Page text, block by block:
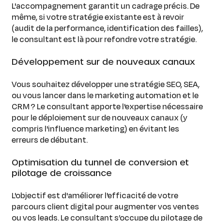
L'accompagnement garantit un cadrage précis. De
même, si votre stratégie existante est à revoir
(audit de la performance, identification des failles),
le consultant est là pour refondre votre stratégie.
Développement sur de nouveaux canaux
Vous souhaitez développer une stratégie SEO, SEA,
ou vous lancer dans le marketing automation et le
CRM ? Le consultant apporte l'expertise nécessaire
pour le déploiement sur de nouveaux canaux (y
compris l'influence marketing) en évitant les
erreurs de débutant.
Optimisation du tunnel de conversion et
pilotage de croissance
L'objectif est d'améliorer l'efficacité de votre
parcours client digital pour augmenter vos ventes
ou vos leads. Le consultant s’occupe du pilotage de